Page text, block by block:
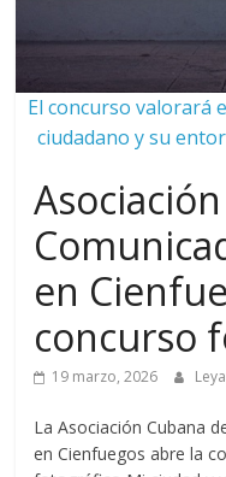
El concurso valorará
ciudadano y su
en
concurso
19 marzo, 2026
La Asociación Cubana
en Cienfuegos abre la